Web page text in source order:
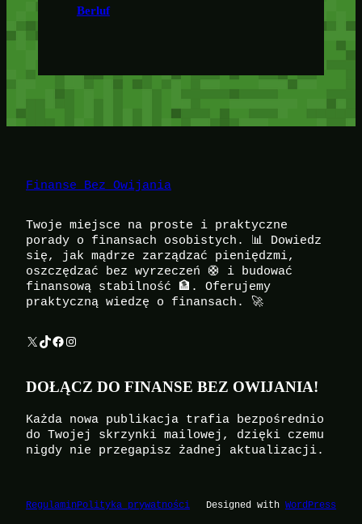
Berluf
Finanse Bez Owijania
Twoje miejsce na proste i praktyczne
porady o finansach osobistych. 📊 Dowiedz
się, jak mądrze zarządzać pieniędzmi,
oszczędzać bez wyrzeczeń 🛟 i budować
finansową stabilność 🏦. Oferujemy
praktyczną wiedzę o finansach. 🚀
X TikTok Facebook Instagram
DOŁĄCZ DO FINANSE BEZ OWIJANIA!
Każda nowa publikacja trafia bezpośrednio
do Twojej skrzynki mailowej, dzięki czemu
nigdy nie przegapisz żadnej aktualizacji.
RegulaminPolityka prywatności Designed with WordPress